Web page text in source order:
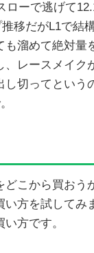
ローで逃げて
移だがL1で結
も溜めて絶対量
、レースメイク
し切ってという
こから買おう
い方を試してみ
方です。